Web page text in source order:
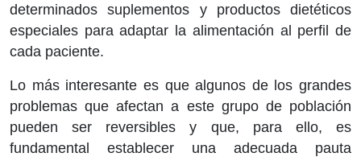
determinados suplementos y productos dietéticos
especiales para adaptar la alimentación al perfil de
cada paciente.
Lo más interesante es que algunos de los grandes
problemas que afectan a este grupo de población
pueden ser reversibles y que, para ello, es
fundamental establecer una adecuada pauta